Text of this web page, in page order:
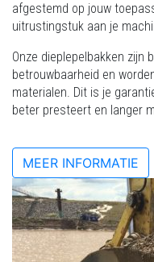
afgestemd op jouw
uitrustingstuk aan je
Onze dieplepelbakken zijn
betrouwbaarheid en
materialen. Dit is je
beter presteert en langer
MEER INFORMATIE